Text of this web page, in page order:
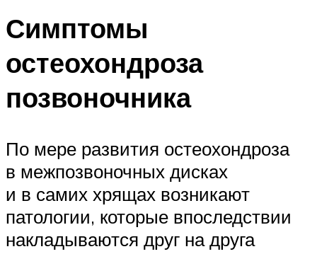
Симптомы
остеохондроза
позвоночника
По мере развития остеохондроза
в межпозвоночных дисках
и в самих хрящах возникают
патологии, которые впоследствии
накладываются друг на друга